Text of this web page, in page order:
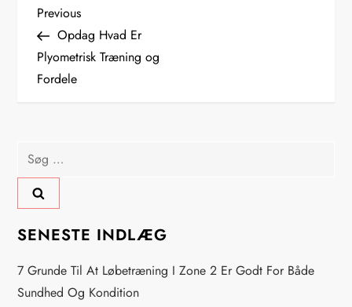
I
n
d
æ
g
s
n
Previous
Post
Previous
Opdag Hvad Er
Plyometrisk Træning og
Fordele
Søg
efter:
SENESTE INDLÆG
7 Grunde Til At Løbetræning I Zone 2 Er Godt For Både
Sundhed Og Kondition